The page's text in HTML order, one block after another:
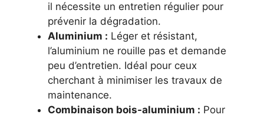
il nécessite un entretien régulier pour
prévenir la dégradation.
Aluminium : Léger et résistant,
l’aluminium ne rouille pas et demande
peu d’entretien. Idéal pour ceux
cherchant à minimiser les travaux de
maintenance.
Combinaison bois-aluminium : Pour